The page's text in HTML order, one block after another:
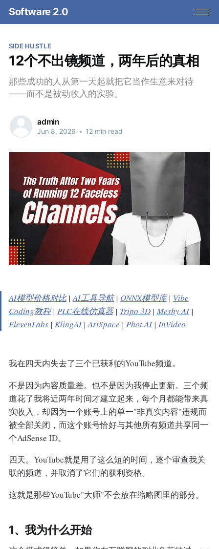
Software 2.0
SIDE HUSTLE
12个不出镜频道，两年后的真相
那些成功的人从第一天起就把它当作生意来对待
——而不是被动收入的实验。
admin
Jun 8, 2026 • 12 min read
AI模型价格对比|AI工具导航| ONNX模型库| Vibe
Coding教程| PLC在线仿真器| Tripo 3D| Meshy AI|
ElevenLabs| KlingAI|ArtSpace | Phot.AI| InVideo
我在四天内失去了三个已获利的YouTube频道。
不是因为内容质量差。也不是因为我停止更新。三个频
道花了我将近两年时间才建立起来，每个月都能带来真
实收入，却因为一个账号上的单一"非真实内容"违规而
被全部关闭，而这个账号恰好与其他所有频道共享同一
个AdSense ID。
四天。YouTube就是用了这么短的时间，逐个审查我关
联的频道，并取消了它们的获利资格。
这就是那些YouTube"大师"不会放在缩略图里的部分。
1、我为什么开始